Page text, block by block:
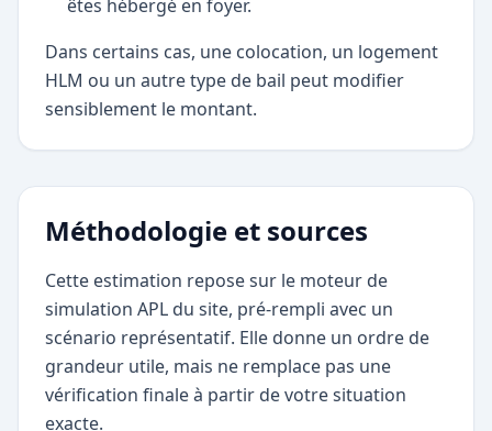
êtes hébergé en foyer.
Dans certains cas, une colocation, un logement
HLM ou un autre type de bail peut modifier
sensiblement le montant.
Méthodologie et sources
Cette estimation repose sur le moteur de
simulation APL du site, pré-rempli avec un
scénario représentatif. Elle donne un ordre de
grandeur utile, mais ne remplace pas une
vérification finale à partir de votre situation
exacte.